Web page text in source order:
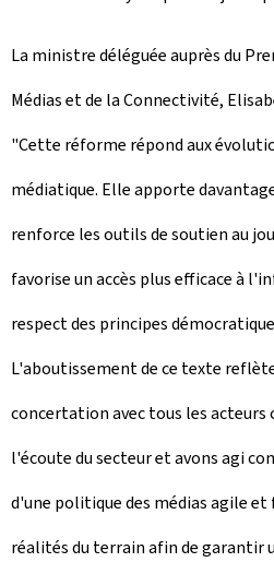
La ministre déléguée auprès du
Médias et de la Connectivité,
"Cette réforme répond aux
médiatique. Elle apporte
renforce les outils de soutien au
favorise un accès plus efficace à
respect des principes
L'aboutissement de ce texte
concertation avec tous les acteurs
l'écoute du secteur et avons agi
d'une politique des médias agile et
réalités du terrain afin de garantir